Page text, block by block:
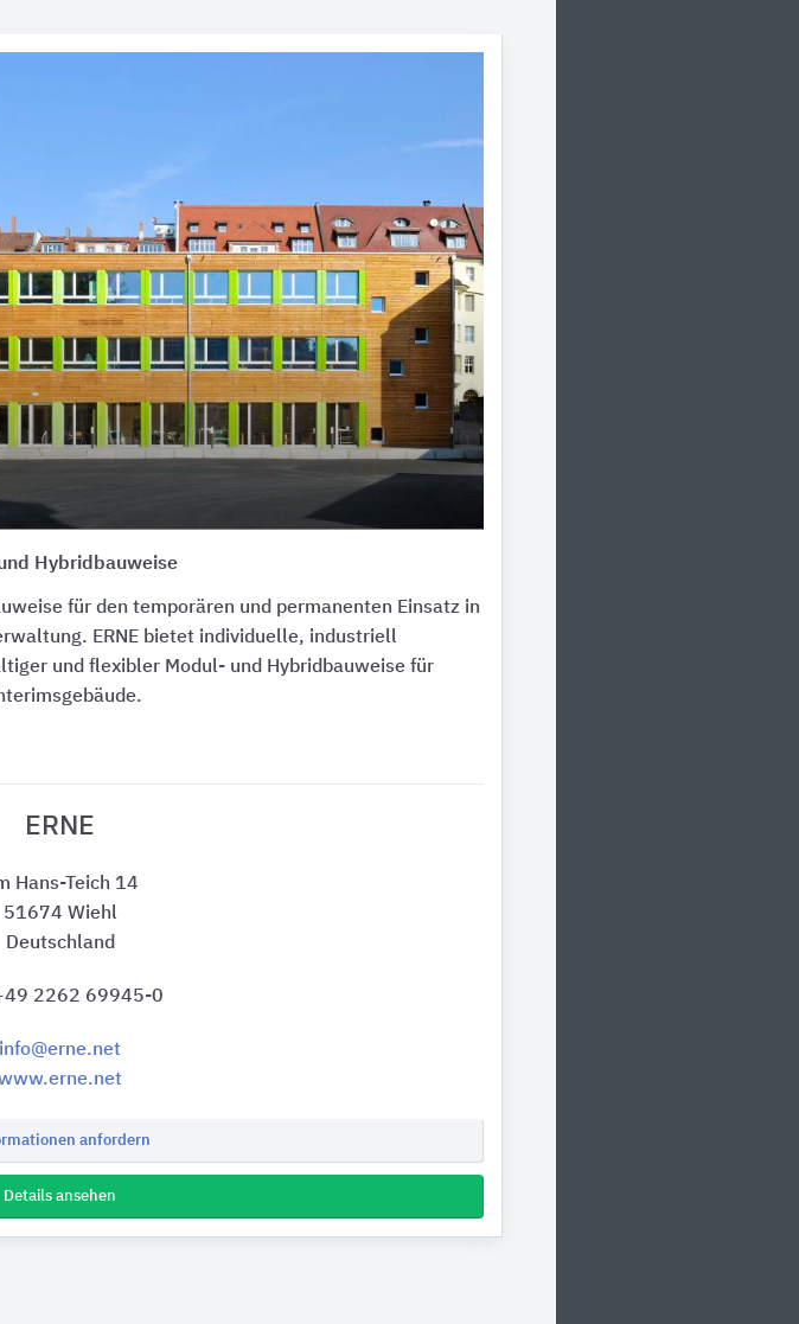
Hybridbauweise
für den temporären und permanenten Einsatz in
ERNE bietet individuelle, industriell
und flexibler Modul- und Hybridbauweise für
ERNE
Hans-Teich 14
51674 Wiehl
Deutschland
2262 69945-0
info@erne.net
anfordern
Details ansehen